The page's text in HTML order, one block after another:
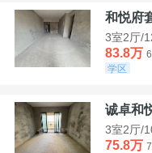
和悦府
3室2厅/
83.8万
学区
诚卓和
3室2厅/
75.8万